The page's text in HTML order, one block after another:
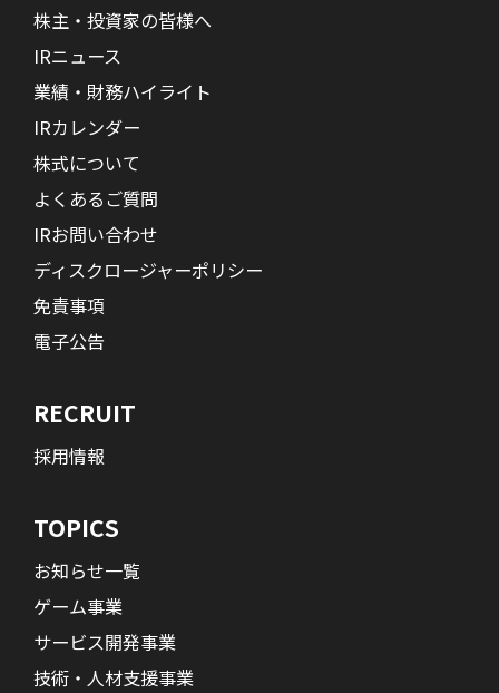
株主・投資家の皆様へ
IRニュース
業績・財務ハイライト
IRカレンダー
株式について
よくあるご質問
IRお問い合わせ
ディスクロージャーポリシー
免責事項
電子公告
RECRUIT
採用情報
TOPICS
お知らせ一覧
ゲーム事業
サービス開発事業
技術・人材支援事業